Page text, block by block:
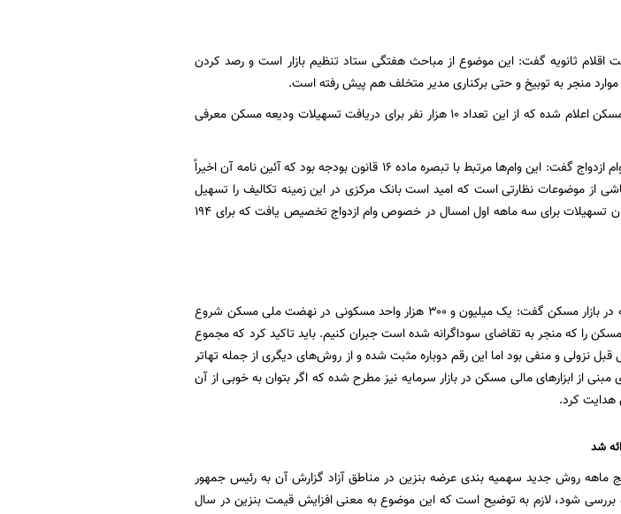
اقلام ثانویه گفت: این موضوع از مباحث هفتگی ستاد تنظیم بازار است و رصد کردن
منجر به توبیخ و حتی برکناری مدیر متخلف هم پیش رفته است.
به گفته خاندوزی ۲۷ هزار درخواست برای وام ودیعه مسکن اعلام شده که از این تعداد ۱۰ هزار نفر برای دریافت تسهیلات ودیعه مسکن معرفی
سخنگوی اقتصادی دولت با اشاره به تأخیر در ابلاغیه وام ازدواج گفت: این وام‌ها مرتبط با تبصره ماده ۱۶ قانون بودجه بود که آئین نامه آن اخیراً
از موضوعات نظارتی است که امید است بانک مرکزی در این زمینه تکالیف را تسهیل
کند همچنین باید تصریح کرد که ۲۶ هزار میلیارد تومان تسهیلات برای سه ماهه اول امسال در خصوص وام ازدواج تخصیص یافت که برای ۱۹۴
سخنگوی اقتصادی دولت بااشاره به تقاضای سوداگرانه در بازار مسکن گفت: یک میلیون و ۳۰۰ هزار واحد مسکونی در نهضت ملی مسکن شروع
که منجر به تقاضای سوداگرانه شده است جبران کنیم. باید تاکید کرد که مجموع
و منفی بود اما این رقم دوباره مثبت شده و از روش‌های دیگری از جمله تهاتر
از ابزارهای مالی مسکن در بازار سرمایه نیز مطرح شده که اگر بتوان به خوبی از آن
هدایت کرد.
شد
ماهه روش جدید سهمیه بندی عرضه بنزین در مناطق آزاد گزارش آن به رئیس جمهور
بررسی شود، لازم به توضیح است که این موضوع به معنی افزایش قیمت بنزین در سال